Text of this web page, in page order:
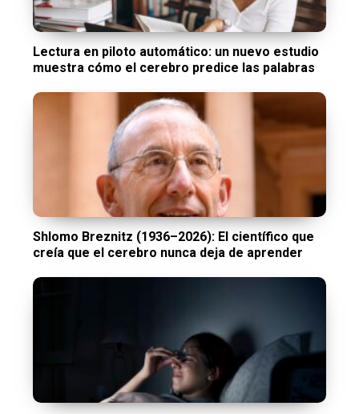
Lectura en piloto automático: un nuevo estudio
muestra cómo el cerebro predice las palabras
Shlomo Breznitz (1936–2026): El científico que
creía que el cerebro nunca deja de aprender